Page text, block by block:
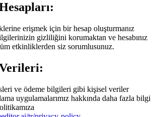
erişmek için bir hesap oluşturmanız
gizliliğini korumaktan ve hesabınız
etkinliklerden siz sorumlusunuz.
ve ödeme bilgileri gibi kişisel veriler
uygulamalarımız hakkında daha fazla bilgi